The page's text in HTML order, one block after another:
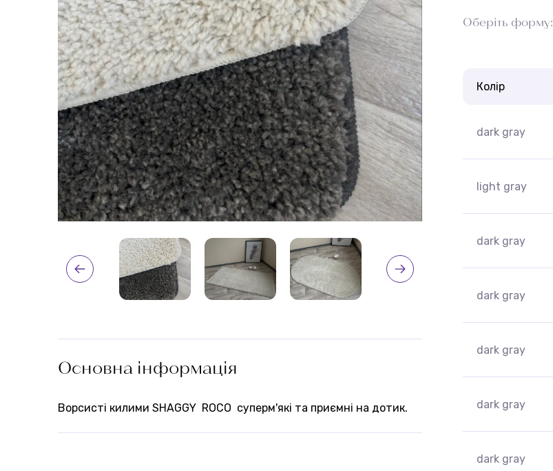
Основна інформація
Ворсисті килими SHAGGY ROCO суперм'які та приємні на дотик.
Оберіть форму:
Колір
dark gray
light gray
dark gray
dark gray
dark gray
dark gray
dark gray